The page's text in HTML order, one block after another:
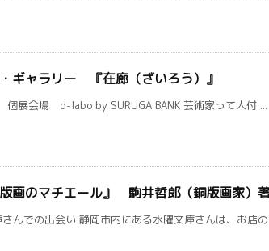
ギャラリー 『在廊（ざいろう）』
展会場 d-labo by SURUGA BANK 芸術家って人付 ...
画のマチエール』 駒井哲郎（銅版画家）
んでの出会い 静岡市内にある水曜文庫さんは、お店